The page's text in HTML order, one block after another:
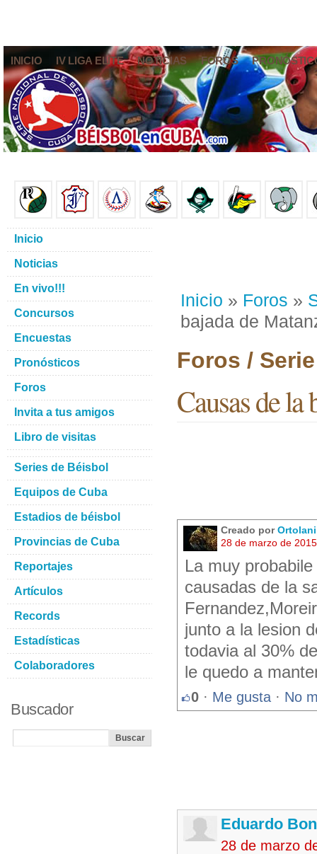
INICIO IV LIGA ELITE NOTICIAS FOROS
Inicio » Foros »
bajada de
Foros /
Causas de la
Creado por
28 de marzo de
La muy
causadas de la
junto a la lesion
todavia al 30%
le quedo a
0 · Me gusta · No
Eduardo
28 de marzo
Inicio
Noticias
En vivo!!!
Concursos
Encuestas
Pronósticos
Foros
Invita a tus amigos
Libro de visitas
Series de Béisbol
Equipos de Cuba
Estadios de béisbol
Provincias de Cuba
Reportajes
Artículos
Records
Estadísticas
Colaboradores
Buscador